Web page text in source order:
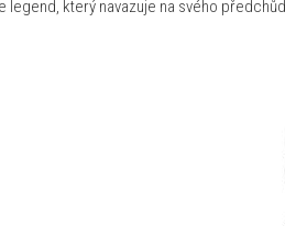
legend, který navazuje na svého